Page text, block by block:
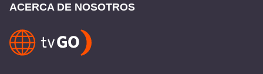
ACERCA DE NOSOTROS